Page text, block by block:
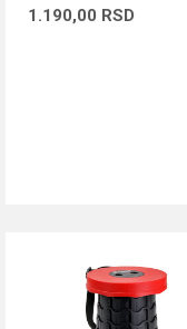
1.190,00 RSD